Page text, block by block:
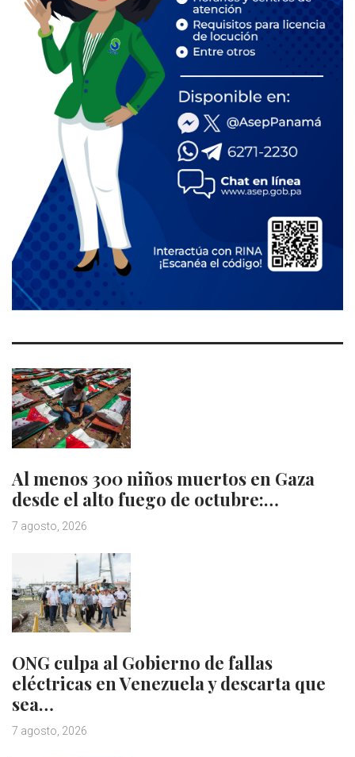
Al menos 300 niños muertos en Gaza
desde el alto fuego de octubre:…
7 agosto, 2026
ONG culpa al Gobierno de fallas
eléctricas en Venezuela y descarta que
sea…
7 agosto, 2026